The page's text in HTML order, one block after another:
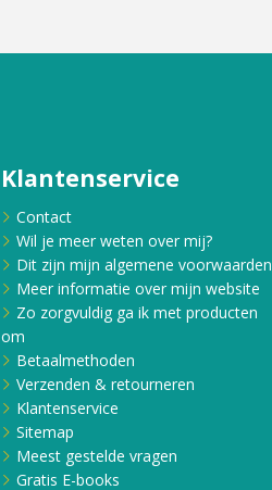
Klantenservice
Contact
Wil je meer weten over mij?
Dit zijn mijn algemene voorwaarden
Meer informatie over mijn website
Zo zorgvuldig ga ik met producten
om
Betaalmethoden
Verzenden & retourneren
Klantenservice
Sitemap
Meest gestelde vragen
Gratis E-books